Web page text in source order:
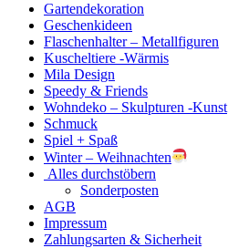
Gartendekoration
Geschenkideen
Flaschenhalter – Metallfiguren
Kuscheltiere -Wärmis
Mila Design
Speedy & Friends
Wohndeko – Skulpturen -Kunst
Schmuck
Spiel + Spaß
Winter – Weihnachten
Alles durchstöbern
Sonderposten
AGB
Impressum
Zahlungsarten & Sicherheit